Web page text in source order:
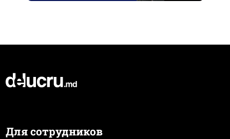
Для сотрудников